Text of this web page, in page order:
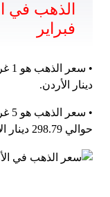
فبراير
دينار الأردن.
حوالي 298.79 دينار الأردن.